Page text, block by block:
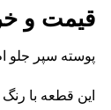
قیمت و خرید
پوسته سپر جلو ام وی ام 110 به رنگ سفید را از فروشگاه ما با بهترین قیمت و ضمانت
این قطعه با